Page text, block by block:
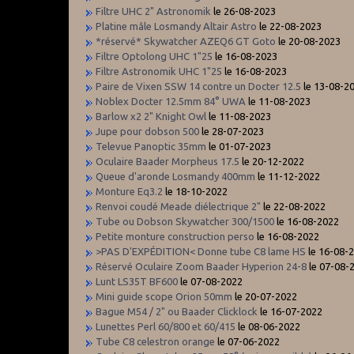
Filtre UHC 2" Astronomik le 26-08-2023
Platine mâle Losmandy Altair Astro le 22-08-2023
*réservé* Skywatcher AZEQ6 GT Goto le 20-08-2023
Filtre Optolong UHC 1"25 le 16-08-2023
Filtre Astronomik UHC 1"25 le 16-08-2023
Paire de Vixen SSW 14 contre un Docter 12.5 le 13-08-
Noblex Docter 12.5mm 84° UWA le 11-08-2023
Barlow x2 2" Knight Owl le 11-08-2023
Jupe pour dobson 500 le 28-07-2023
Televue Panoptic 35mm le 01-07-2023
Oculaire Baader Morpheus 17.5 le 20-12-2022
Queue d'aronde Losmandy 400mm le 11-12-2022
Monture Eq3.2 le 18-10-2022
Renvoi coudé Meade diélectrique 2" le 22-08-2022
Tube ou Dobson Skywatcher 300/1500 le 16-08-2022
Petite monture construction perso le 16-08-2022
>PAS D'EXPÉDITION< Donne tube C8 lame HS le 16-08-
Réservé Oculaire Zoom Baader Hyperion 24-8 le 07-08-
Lunt LS35T BF600 le 07-08-2022
Mini guide scope Orion 50mm le 20-07-2022
Bague M54 / 2" ou Baader Clicklock le 16-07-2022
Lunettes Perl 60/800 et 60/415 le 08-06-2022
Tube C8 celestron orange le 07-06-2022